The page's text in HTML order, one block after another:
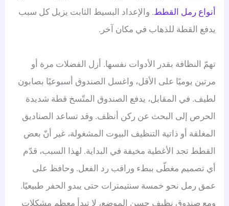
أنواع رمل القطط. والإعداد البسيط الثابت يزيل كل سبب
يدفع القطة للذهاب في مكان آخر.
تهمّ النظافة بقدر الأدوات نفسها. أزل الفضلات مرة أو
مرتين يوميًا على الأقل، واغسل الصندوق أسبوعيًا بصابون
لطيف. في المقابل، يدفع الصندوق المتّسخ قطة شديدة
الحرص إلى البحث عن ركن أنظف. وقد تساعد الصناديق
المغلقة أو ذاتية التنظيف البيوت المشغولة، غير أنّ بعض
القطط تجد الأغطية مخيفة في البداية. لهذا السبب، قدّم
أي تصميم مغطّى ببطء وراقب رد الفعل. وحافظ على
عمق رمل نحو خمسة سنتيمترات حتى يبدو الحفر طبيعيًا.
ومع صندوق نظيف حسن الموضع، لا تبدأ معظم مشكلات